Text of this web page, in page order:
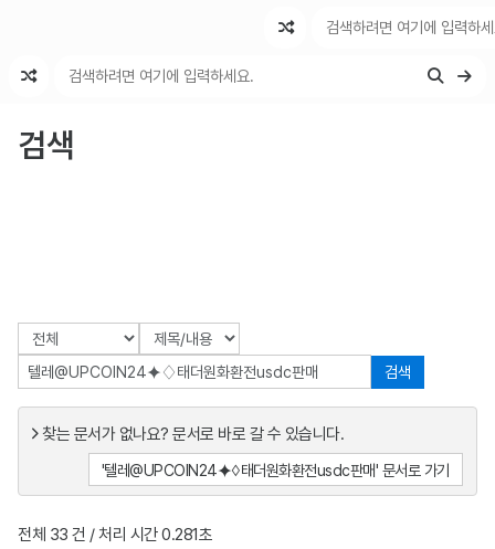
검색
검색
찾는 문서가 없나요? 문서로 바로 갈 수 있습니다.
'텔레@UPCOIN24⯌♢태더원화환전usdc판매' 문서로 가기
전체 33 건 / 처리 시간 0.281초